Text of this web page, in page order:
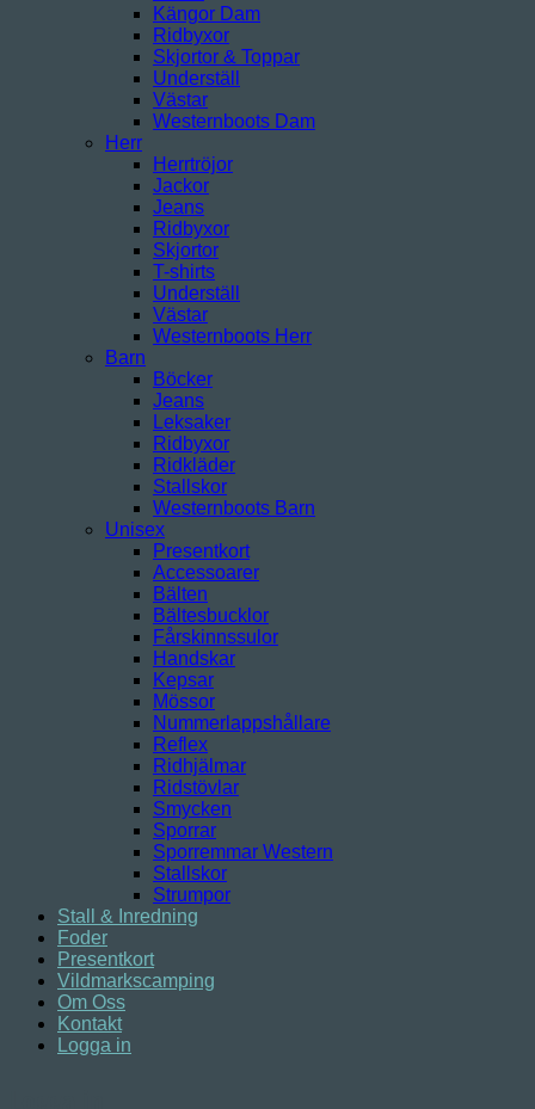
Kängor Dam
Ridbyxor
Skjortor & Toppar
Underställ
Västar
Westernboots Dam
Herr
Herrtröjor
Jackor
Jeans
Ridbyxor
Skjortor
T-shirts
Underställ
Västar
Westernboots Herr
Barn
Böcker
Jeans
Leksaker
Ridbyxor
Ridkläder
Stallskor
Westernboots Barn
Unisex
Presentkort
Accessoarer
Bälten
Bältesbucklor
Fårskinnssulor
Handskar
Kepsar
Mössor
Nummerlappshållare
Reflex
Ridhjälmar
Ridstövlar
Smycken
Sporrar
Sporremmar Western
Stallskor
Strumpor
Stall & Inredning
Foder
Presentkort
Vildmarkscamping
Om Oss
Kontakt
Logga in